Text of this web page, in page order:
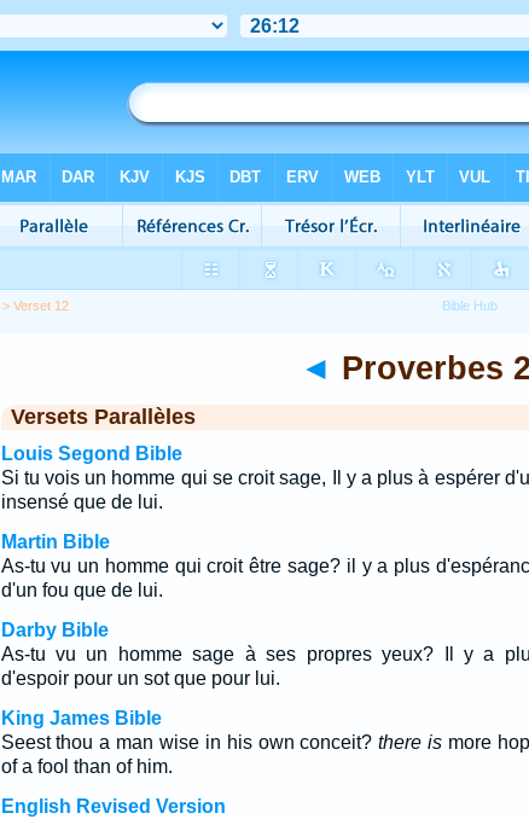
> Verset 12
◄ Proverbes
Versets Parallèles
Louis Segond Bible
Si tu vois un homme qui se croit sage, Il y a plus à espérer
insensé que de lui.
Martin Bible
As-tu vu un homme qui croit être sage? il y a plus
d'un fou que de lui.
Darby Bible
As-tu vu un homme sage à ses propres yeux? Il y a
d'espoir pour un sot que pour lui.
King James Bible
Seest thou a man wise in his own conceit?there is more
of a fool than of him.
English Revised Version